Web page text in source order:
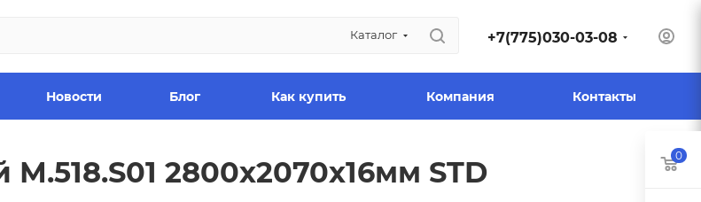
Каталог +7(775)030-03-08
Новости Блог Как купить Компания Контакты
2800х2070х16мм STD 0